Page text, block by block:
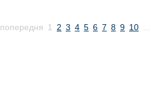
попередня 1 2 3 4 5 6 7 8 9 10